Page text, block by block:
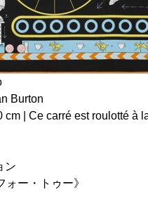
Burton
cm | Ce carré est roulotté à
ン
ォー・トゥー》